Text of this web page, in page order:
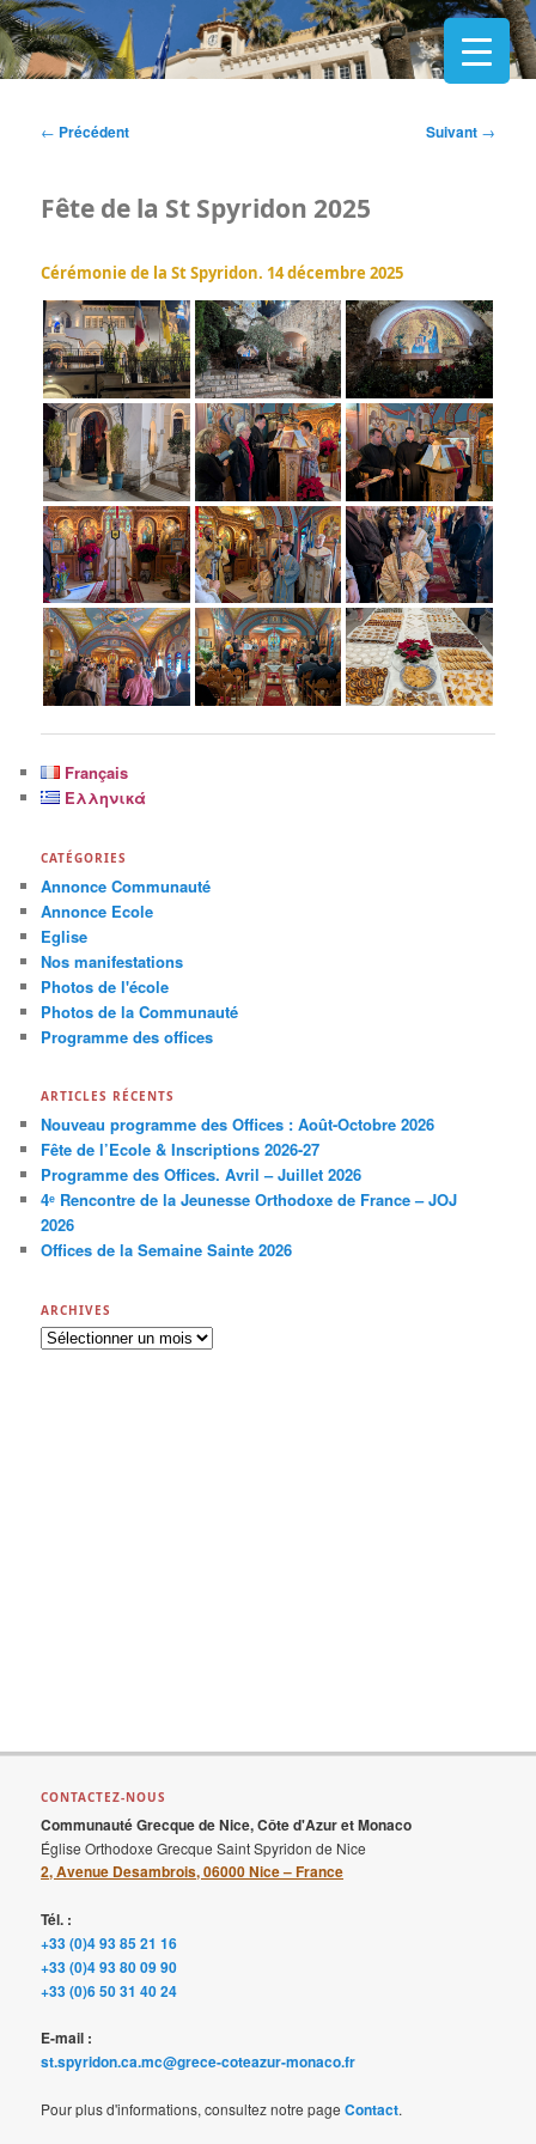
Navigation
← Précédent Suivant →
Fête de la St Spyridon 2025
Cérémonie de la St Spyridon. 14 décembre 2025
Français
Ελληνικά
CATÉGORIES
Annonce Communauté
Annonce Εcole
Eglise
Nos manifestations
Photos de l'école
Photos de la Communauté
Programme des offices
ARTICLES RÉCENTS
Nouveau programme des Offices : Août-Octobre 2026
Fête de l’Ecole & Inscriptions 2026-27
Programme des Offices. Avril – Juillet 2026
4ᵉ Rencontre de la Jeunesse Orthodoxe de France – JOJ
2026
Offices de la Semaine Sainte 2026
ARCHIVES
A
CONTACTEZ-NOUS
Communauté Grecque de Nice, Côte d'Azur et Monaco
Église Orthodoxe Grecque Saint Spyridon de Nice
2, Avenue Desambrois, 06000 Nice – France
Tél. :
+33 (0)4 93 85 21 16
+33 (0)4 93 80 09 90
+33 (0)6 50 31 40 24
E-mail :
st.spyridon.ca.mc@grece-coteazur-monaco.fr
Pour plus d'informations, consultez notre pageContact.